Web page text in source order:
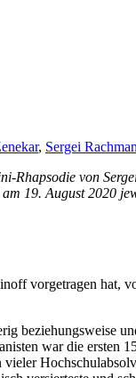
, Sergei
Rhapsodie von
19. August 2020
vorgetragen
beziehungsweise
war die ersten